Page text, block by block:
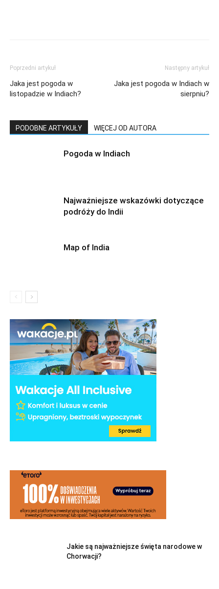
Poprzedni artykuł
Jaka jest pogoda w
listopadzie w Indiach?
Następny artykuł
Jaka jest pogoda w Indiach w
sierpniu?
PODOBNE ARTYKUŁY WIĘCEJ OD AUTORA
Pogoda w Indiach
Najważniejsze wskazówki dotyczące
podróży do Indii
Map of India
Jakie są najważniejsze święta narodowe w
Chorwacji?